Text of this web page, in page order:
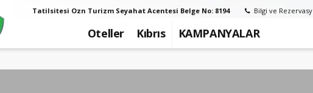
Tatilsitesi Ozn Turizm Seyahat Acentesi Belge No: 8194 Bilgi ve
Oteller Kıbrıs KAMPANYALAR